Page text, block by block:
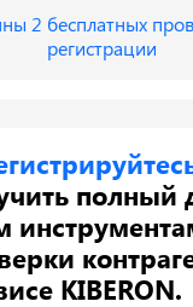
2 бесплатных
регистрации
полный
KIBERON.